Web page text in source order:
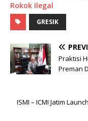
Rokok Ilegal
GRESIK
Praktisi
Preman
ISMI – ICMI Jatim